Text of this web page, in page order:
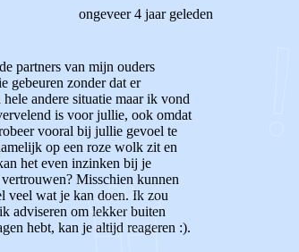
ongeveer 4 jaar geleden
partners van mijn ouders
gebeuren zonder dat er
andere situatie maar ik vond
is voor jullie, ook omdat
vooral bij jullie gevoel te
op een roze wolk zit en
het even inzinken bij je
Misschien kunnen
veel wat je kan doen. Ik zou
adviseren om lekker buiten
hebt, kan je altijd reageren :).